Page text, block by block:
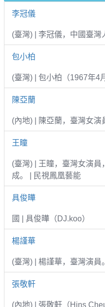
李冠儀
(臺灣) | 李冠儀，中國臺
包小柏
(臺灣) | 包小柏（1967年4
陳亞蘭
(內地) | 陳亞蘭，臺灣女演
王瞳
(臺灣) | 王瞳，臺灣女演
成。 | 民視鳳凰藝能
具俊曄
國 | 具俊曄（DJ.koo）
楊謹華
(臺灣) | 楊謹華，臺灣演員
張敬軒
(內地) | 張敬軒（Hins